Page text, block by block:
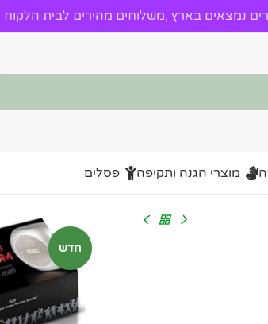
נמצאים בארץ ,משלוחים מהירים לבית הלקוח
מוצרי הגנה ותקיפה פסלים
חדש